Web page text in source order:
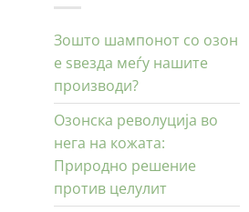
Зошто шампонот со озон
е ѕвезда меѓу нашите
производи?
Озонска револуција во
нега на кожата:
Природно решение
против целулит